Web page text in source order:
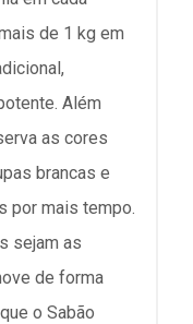
de 1 kg em
Além
as cores
brancas e
por mais tempo.
sejam as
de forma
o Sabão